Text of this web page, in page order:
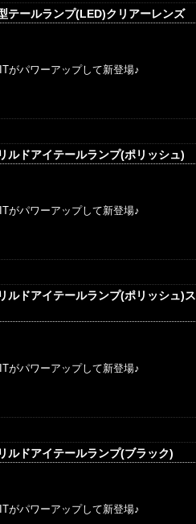
テールランプ(LED)クリアーレンズ
がパワーアップして新登場♪
ルドアイテールランプ(ポリッシュ)
がパワーアップして新登場♪
ルドアイテールランプ(ポリッシュ)ス
がパワーアップして新登場♪
ルドアイテールランプ(ブラック)
がパワーアップして新登場♪